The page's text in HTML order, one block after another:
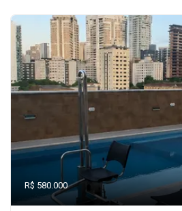
R$ 580.000